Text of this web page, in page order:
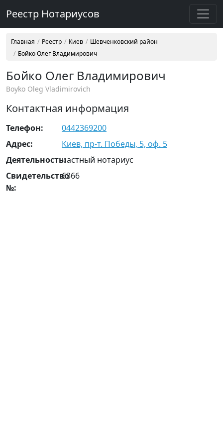
Реестр Нотариусов
Главная Реестр Киев
Шевченковский район
Бойко Олег Владимирович
Бойко Олег Владимирович
Boyko Oleg Vladimirovich
Контактная информация
Телефон:
0442369200
Адрес:
Киев, пр-т. Победы, 5, оф. 5
Деятельность:частный нотариус
Свидетельство
№:
6366